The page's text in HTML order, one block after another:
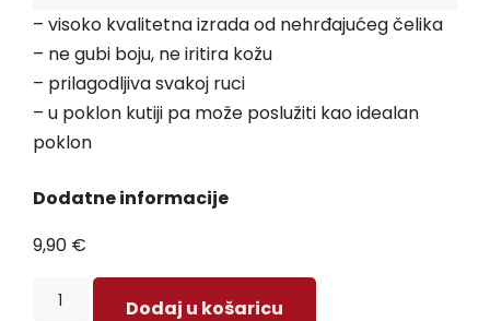
– visoko kvalitetna izrada od nehrđajućeg čelika
– ne gubi boju, ne iritira kožu
– prilagodljiva svakoj ruci
– u poklon kutiji pa može poslužiti kao idealan
poklon
Dodatne informacije
9,90 €
Dodaj u košaricu